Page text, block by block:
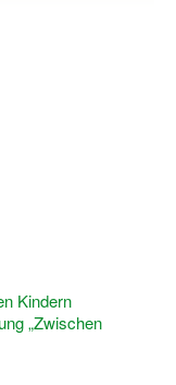
Kindern
„Zwischen